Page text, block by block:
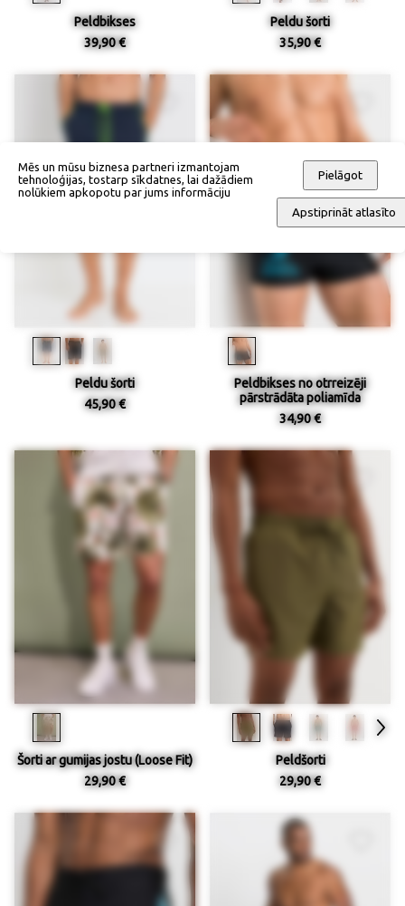
Peldbikses
39,90 €
Peldu šorti
35,90 €
Peldu šorti
45,90 €
Peldbikses no otrreizēji
pārstrādāta poliamīda
34,90 €
Šorti ar gumijas jostu (Loose Fit)
29,90 €
Peldšorti
29,90 €
Mēs un mūsu biznesa partneri izmantojam
tehnoloģijas, tostarp sīkdatnes, lai dažādiem
nolūkiem apkopotu par jums informāciju
Pielāgot
Apstiprināt atlasīto